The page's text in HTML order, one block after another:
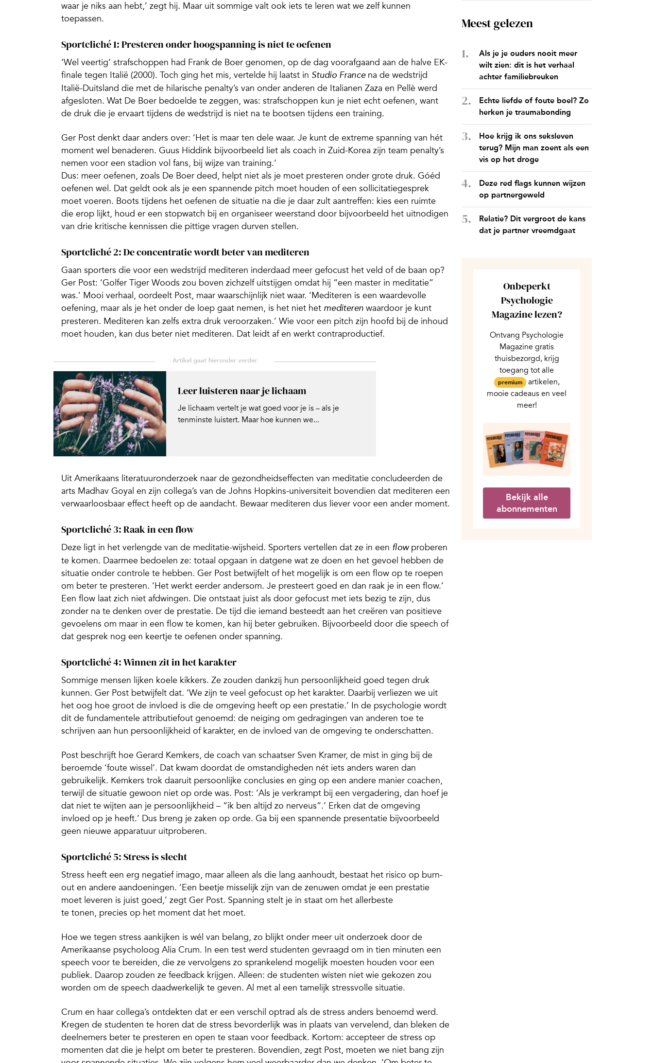
waar je niks aan hebt,’ zegt hij. Maar uit sommige valt ook iets te leren wat we zelf kunnen
toepassen.
Sportcliché 1: Presteren onder hoogspanning is niet te oefenen
‘Wel veertig’ strafschoppen had Frank de Boer genomen, op de dag voorafgaand aan de halve EK-
finale tegen Italië (2000). Toch ging het mis, vertelde hij laatst in Studio Francena de wedstrijd
Italië-Duitsland die met de hilarische penalty’s van onder anderen de Italianen Zaza en Pellè werd
afgesloten. Wat De Boer bedoelde te zeggen, was: strafschoppen kun je niet echt oefenen, want
de druk die je ervaart tijdens de wedstrijd is niet na te bootsen tijdens een training.
Ger Post denkt daar anders over: ‘Het is maar ten dele waar. Je kunt de extreme spanning van hét
moment wel benaderen. Guus Hiddink bijvoorbeeld liet als coach in Zuid-Korea zijn team penalty’s
nemen voor een stadion vol fans, bij wijze van training.’
Dus: meer oefenen, zoals De Boer deed, helpt niet als je moet presteren onder grote druk. Góéd
oefenen wel. Dat geldt ook als je een spannende pitch moet houden of een sollicitatiegesprek
moet voeren. Boots tijdens het oefenen de situatie na die je daar zult aantreffen: kies een ruimte
die erop lijkt, houd er een stopwatch bij en organiseer weerstand door bijvoorbeeld het uitnodigen
van drie kritische kennissen die pittige vragen durven stellen.
Sportcliché 2: De concentratie wordt beter van mediteren
Gaan sporters die voor een wedstrijd mediteren inderdaad meer gefocust het veld of de baan op?
Ger Post: ‘Golfer Tiger Woods zou boven zichzelf uitstijgen omdat hij “een master in meditatie”
was.’ Mooi verhaal, oordeelt Post, maar waarschijnlijk niet waar. ‘Mediteren is een waardevolle
oefening, maar als je het onder de loep gaat nemen, is het niet het mediteren waardoor je kunt
presteren. Mediteren kan zelfs extra druk veroorzaken.’ Wie voor een pitch zijn hoofd bij de inhoud
moet houden, kan dus beter niet mediteren. Dat leidt af en werkt contraproductief.
Leer luisteren naar je lichaam
Je lichaam vertelt je wat goed voor je is – als je
tenminste luistert. Maar hoe kunnen we...
Uit Amerikaans literatuuronderzoek naar de gezondheidseffecten van meditatie concludeerden de
arts Madhav Goyal en zijn collega’s van de Johns Hopkins-universiteit bovendien dat mediteren een
verwaarloosbaar effect heeft op de aandacht. Bewaar mediteren dus liever voor een ander moment.
Sportcliché 3: Raak in een flow
Deze ligt in het verlengde van de meditatie-wijsheid. Sporters vertellen dat ze in een flowproberen
te komen. Daarmee bedoelen ze: totaal opgaan in datgene wat ze doen en het gevoel hebben de
situatie onder controle te hebben. Ger Post betwijfelt of het mogelijk is om een flow op te roepen
om beter te presteren. ‘Het werkt eerder andersom. Je presteert goed en dan raak je in een flow.’
Een flow laat zich niet afdwingen. Die ontstaat juist als door gefocust met iets bezig te zijn, dus
zonder na te denken over de prestatie. De tijd die iemand besteedt aan het creëren van positieve
gevoelens om maar in een flow te komen, kan hij beter gebruiken. Bijvoorbeeld door die speech of
dat gesprek nog een keertje te oefenen onder spanning.
Sportcliché 4: Winnen zit in het karakter
Sommige mensen lijken koele kikkers. Ze zouden dankzij hun persoonlijkheid goed tegen druk
kunnen. Ger Post betwijfelt dat. ‘We zijn te veel gefocust op het karakter. Daarbij verliezen we uit
het oog hoe groot de invloed is die de omgeving heeft op een prestatie.’ In de psychologie wordt
dit de fundamentele attributiefout genoemd: de neiging om gedragingen van anderen toe te
schrijven aan hun persoonlijkheid of karakter, en de invloed van de omgeving te onderschatten.
Post beschrijft hoe Gerard Kemkers, de coach van schaatser Sven Kramer, de mist in ging bij de
beroemde ‘foute wissel’. Dat kwam doordat de omstandigheden nét iets anders waren dan
gebruikelijk. Kemkers trok daaruit persoonlijke conclusies en ging op een andere manier coachen,
terwijl de situatie gewoon niet op orde was. Post: ‘Als je verkrampt bij een vergadering, dan hoef je
dat niet te wijten aan je persoonlijkheid – “ik ben altijd zo nerveus”.’ Erken dat de omgeving
invloed op je heeft.’ Dus breng je zaken op orde. Ga bij een spannende presentatie bijvoorbeeld
geen nieuwe apparatuur uitproberen.
Sportcliché 5: Stress is slecht
Stress heeft een erg negatief imago, maar alleen als die lang aanhoudt, bestaat het risico op burn-
out en andere aandoeningen. ‘Een beetje misselijk zijn van de zenuwen omdat je een prestatie
moet leveren is juist goed,’ zegt Ger Post. Spanning stelt je in staat om het allerbeste
te tonen, precies op het moment dat het moet.
Hoe we tegen stress aankijken is wél van belang, zo blijkt onder meer uit onderzoek door de
Amerikaanse psycholoog Alia Crum. In een test werd studenten gevraagd om in tien minuten een
speech voor te bereiden, die ze vervolgens zo sprankelend mogelijk moesten houden voor een
publiek. Daarop zouden ze feedback krijgen. Alleen: de studenten wisten niet wie gekozen zou
worden om de speech daadwerkelijk te geven. Al met al een tamelijk stressvolle situatie.
Crum en haar collega’s ontdekten dat er een verschil optrad als de stress anders benoemd werd.
Kregen de studenten te horen dat de stress bevorderlijk was in plaats van vervelend, dan bleken de
deelnemers beter te presteren en open te staan voor feedback. Kortom: accepteer de stress op
momenten dat die je helpt om beter te presteren. Bovendien, zegt Post, moeten we niet bang zijn
Meest gelezen
Als je je ouders nooit meer
wilt zien: dit is het verhaal
achter familiebreuken
Echte liefde of foute boel? Zo
herken je traumabonding
Hoe krijg ik ons seksleven
terug? Mijn man zoent als een
vis op het droge
Deze red flags kunnen wijzen
op partnergeweld
Relatie? Dit vergroot de kans
dat je partner vreemdgaat
Onbeperkt
Psychologie
Magazine lezen?
Ontvang Psychologie
Magazine gratis
thuisbezorgd, krijg
toegang tot alle
premium artikelen,
mooie cadeaus en veel
meer!
Bekijk alle
abonnementen